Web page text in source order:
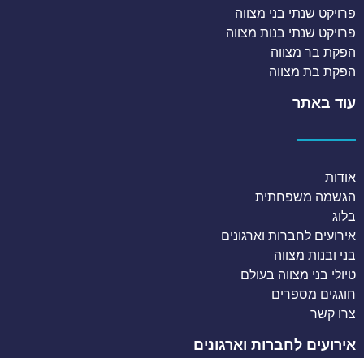
פרויקט שנתי בני מצווה
פרויקט שנתי בנות מצווה
הפקת בר מצווה
הפקת בת מצווה
עוד באתר
אודות
הגשמה משפחתית
בלוג
אירועים לחברות וארגונים
בני ובנות מצווה
טיולי בני מצווה בעולם
חוגגים מספרים
צרו קשר
אירועים לחברות וארגונים